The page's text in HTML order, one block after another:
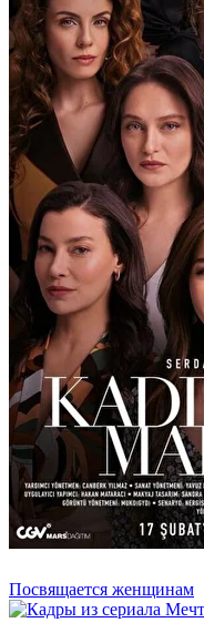
Посвящается женщинам